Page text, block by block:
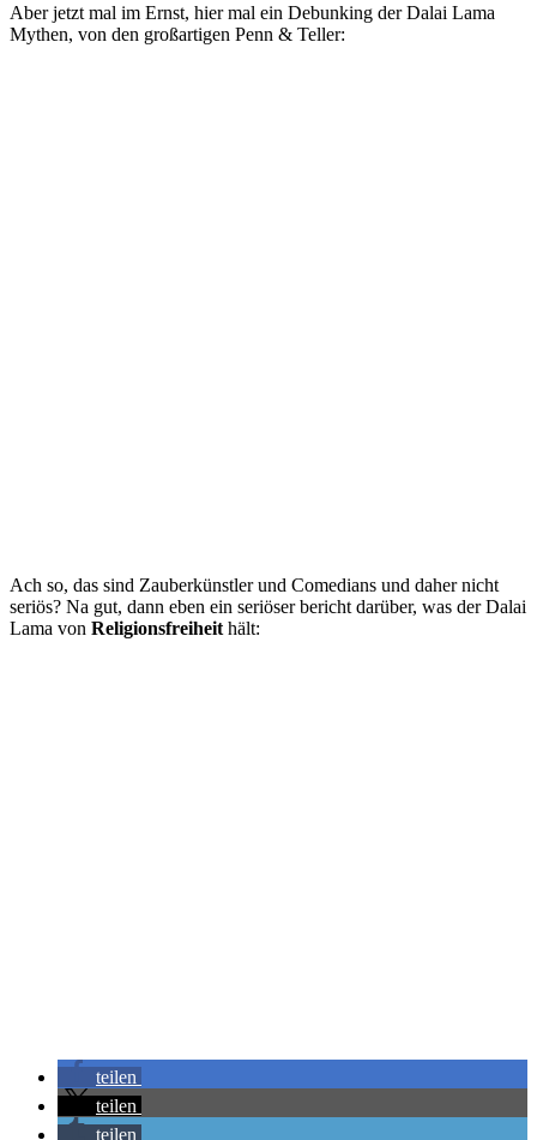
Aber jetzt mal im Ernst, hier mal ein Debunking der Dalai Lama
Mythen, von den großartigen Penn & Teller:
Ach so, das sind Zauberkünstler und Comedians und daher nicht
seriös? Na gut, dann eben ein seriöser bericht darüber, was der Dalai
Lama von Religionsfreiheit hält:
teilen
teilen
teilen